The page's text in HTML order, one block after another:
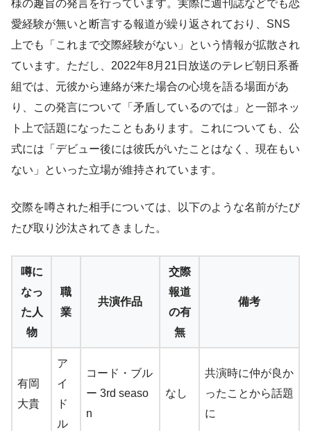
様の趣旨の発言を行っています。実際に週刊誌などでも恋
愛経験が無いと断言する報道が繰り返されており、SNS
上でも「これまで交際経験がない」という情報が拡散され
ています。ただし、2022年8月21日放送のテレビ朝日系番
組では、元彼から連絡が来た場合の心境を語る場面があ
り、この発言について「矛盾しているのでは」と一部ネッ
ト上で話題になったこともあります。これについても、公
式には「デビュー後には彼氏がいたことはなく、現在もい
ない」といった立場が維持されています。
交際を噂された相手については、以下のような名前がたび
たび取り沙汰されてきました。
噂に
なっ
た人
物
職
業
共演作品
交際
報道
の有
無
備考
有岡
大貴
ア
イ
ド
ル
コード・ブル
ー 3rd seaso
n
なし
共演時に仲が良か
ったことから話題
に